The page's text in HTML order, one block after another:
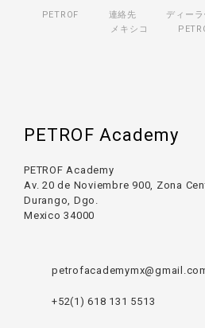
PETROF 連絡先 ディーラ
メキシコ
PETROF Academy
PETROF Academy
Av. 20 de Noviembre 900, Zona
Durango, Dgo.
Mexico 34000
+52(1) 618 131 5513